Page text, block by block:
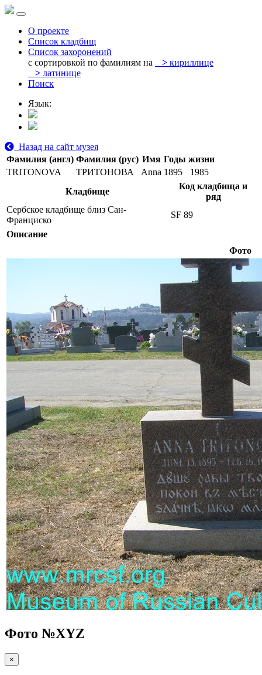
О проекте
Список кладбищ
Список захоронений
с сортировкой по фамилиям на
> кириллице
> латинице
Поиск
Язык:
Назад на сайт музея
Фамилия (англ) Фамилия (рус) Имя Годы жизни
TRITONOVA
ТРИТОНОВА Anna 1895
1985
Кладбище
Код кладбища и
ряд
Сербское кладбище близ Сан-
Франциско
SF 89
Описание
Фото
Фото №XYZ
×